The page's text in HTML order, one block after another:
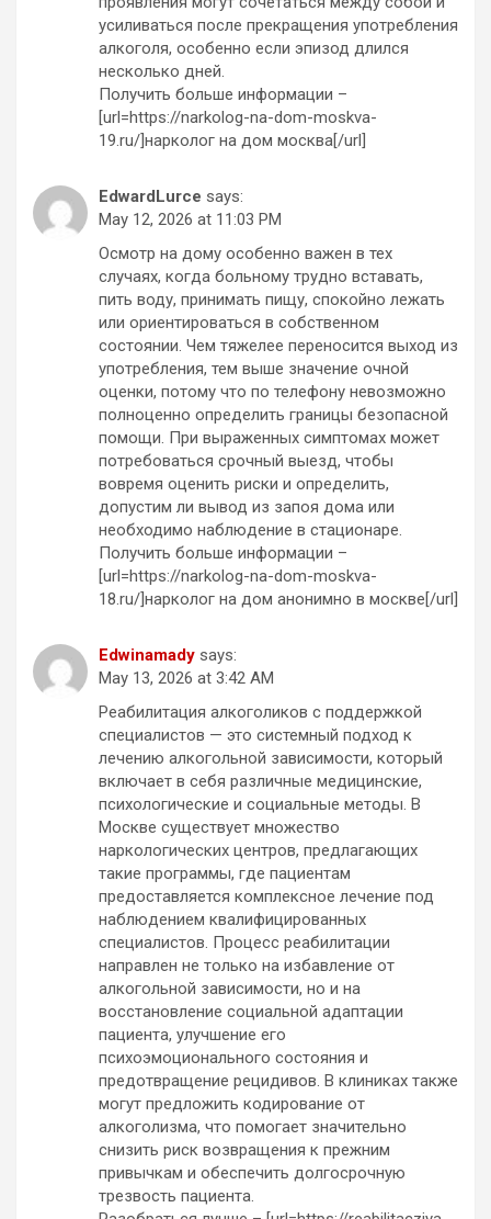
усиливаться после прекращения употребления
алкоголя, особенно если эпизод длился
несколько дней.
Получить больше информации –
[url=https://narkolog-na-dom-moskva-
19.ru/]нарколог на дом москва[/url]
EdwardLurce says:
May 12, 2026 at 11:03 PM
Осмотр на дому особенно важен в тех
случаях, когда больному трудно вставать,
пить воду, принимать пищу, спокойно лежать
или ориентироваться в собственном
состоянии. Чем тяжелее переносится выход из
употребления, тем выше значение очной
оценки, потому что по телефону невозможно
полноценно определить границы безопасной
помощи. При выраженных симптомах может
потребоваться срочный выезд, чтобы
вовремя оценить риски и определить,
допустим ли вывод из запоя дома или
необходимо наблюдение в стационаре.
Получить больше информации –
[url=https://narkolog-na-dom-moskva-
18.ru/]нарколог на дом анонимно в москве[/url]
Edwinamady says:
May 13, 2026 at 3:42 AM
Реабилитация алкоголиков с поддержкой
специалистов — это системный подход к
лечению алкогольной зависимости, который
включает в себя различные медицинские,
психологические и социальные методы. В
Москве существует множество
наркологических центров, предлагающих
такие программы, где пациентам
предоставляется комплексное лечение под
наблюдением квалифицированных
специалистов. Процесс реабилитации
направлен не только на избавление от
алкогольной зависимости, но и на
восстановление социальной адаптации
пациента, улучшение его
психоэмоционального состояния и
предотвращение рецидивов. В клиниках также
могут предложить кодирование от
алкоголизма, что помогает значительно
снизить риск возвращения к прежним
привычкам и обеспечить долгосрочную
трезвость пациента.